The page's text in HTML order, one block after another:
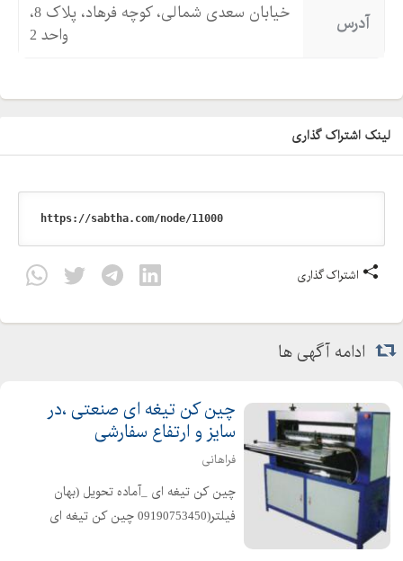
آدرس
خیابان سعدی شمالی، کوچه فرهاد، پلاک 8،
واحد 2
لینک اشتراک گذاری
اشتراک گذاری
ادامه آگهی ها
چین کن تیغه ای صنعتی ،در
سایز و ارتفاع سفارشی
فراهانی
چین کن تیغه ای _آماده تحویل (بهان
فیلتر(09190753450 چین کن تیغه ای